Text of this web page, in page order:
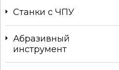
Станки c ЧПУ
Абразивный
инструмент